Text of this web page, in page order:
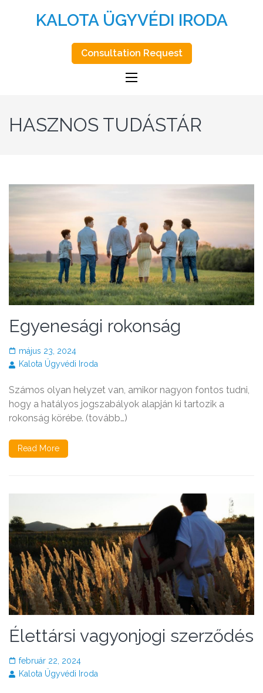
KALOTA ÜGYVÉDI IRODA
Consultation Request
HASZNOS TUDÁSTÁR
Egyenesági rokonság
május 23, 2024
Kalota Ügyvédi Iroda
Számos olyan helyzet van, amikor nagyon fontos tudni,
hogy a hatályos jogszabályok alapján ki tartozik a
rokonság körébe. (tovább…)
Read More
Élettársi vagyonjogi szerződés
február 22, 2024
Kalota Ügyvédi Iroda